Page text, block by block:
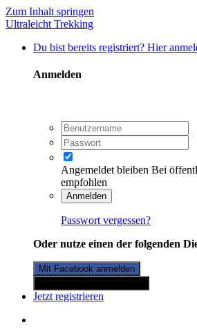
Zum Inhalt springen
Ultraleicht Trekking
Du bist bereits registriert? Hier
Anmelden
Angemeldet bleiben Bei
empfohlen
Anmelden
Passwort vergessen?
Oder nutze einen der folgenden
Mit Facebook anmelden
Jetzt registrieren